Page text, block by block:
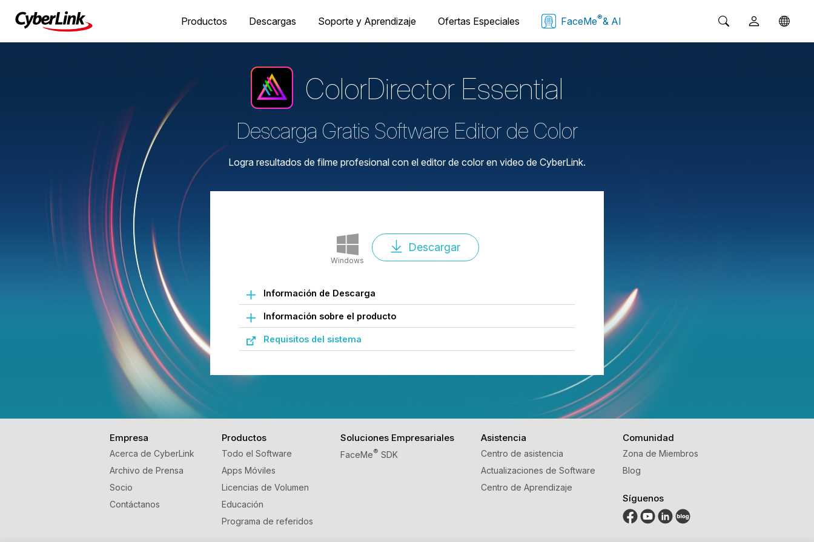
Productos Descargas Soporte y Aprendizaje Ofertas Especiales FaceMe®& AI
ColorDirector Essential
Descarga Gratis Software Editor de Color
Logra resultados de filme profesional con el editor de color en video de CyberLink.
Windows
Descargar
Información de Descarga
Información sobre el producto
Requisitos del sistema
Empresa
Acerca de CyberLink
Archivo de Prensa
Socio
Contáctanos
Productos
Todo el Software
Apps Móviles
Licencias de Volumen
Educación
Programa de referidos
Soluciones Empresariales
FaceMe® SDK
Asistencia
Centro de asistencia
Actualizaciones de Software
Centro de Aprendizaje
Comunidad
Zona de Miembros
Blog
Síguenos